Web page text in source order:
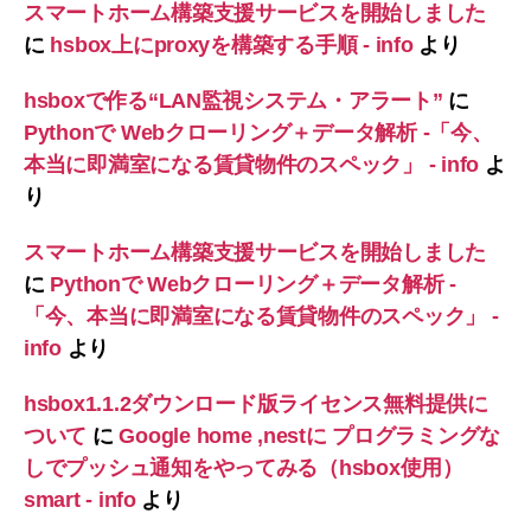
スマートホーム構築支援サービスを開始しました
に hsbox上にproxyを構築する手順 - infoより
hsboxで作る“LAN監視システム・アラート” に
Pythonで Webクローリング＋データ解析 -「今、
本当に即満室になる賃貸物件のスペック」 - infoよ
り
スマートホーム構築支援サービスを開始しました
に Pythonで Webクローリング＋データ解析 -
「今、本当に即満室になる賃貸物件のスペック」 -
infoより
hsbox1.1.2ダウンロード版ライセンス無料提供に
ついて にGoogle home ,nestに プログラミングな
しでプッシュ通知をやってみる（hsbox使用）
smart - infoより